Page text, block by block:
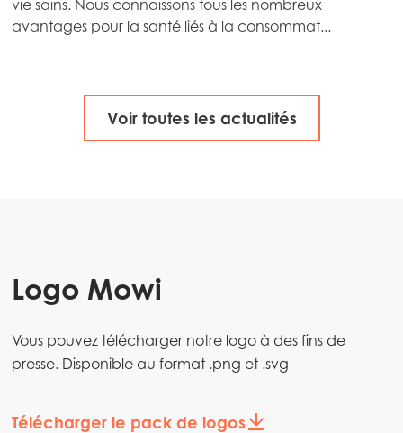
Mowi Czechia (EN)
Mowi Faroe Islands
Mowi Germany
Mowi Ireland
Mowi Poland
Mowi Spain
Poursuivre
vie sains. Nous connaissons tous les nombreux
avantages pour la santé liés à la consommat...
Voir toutes les actualités
Logo Mowi
Vous pouvez télécharger notre logo à des fins de
presse. Disponible au format .png et .svg
Télécharger le pack de logos